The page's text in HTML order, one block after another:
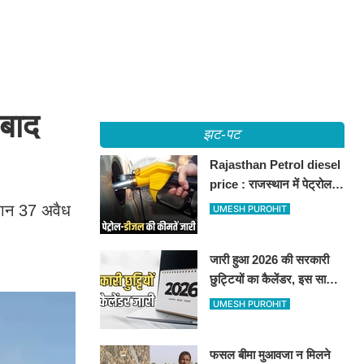
37 अवैध
झट-पट
Rajasthan Petrol diesel
price : राजस्थान में पेट्रोल-
डीजल की कीमतें जारी, जानिए
UMESH PUROHIT
जारी हुआ 2026 की सरकारी
छुट्टियों का कैलेंडर, इस साल
कई बार मिलेगा लगातार
UMESH PUROHIT
फसल बीमा मुआवजा न मिलने